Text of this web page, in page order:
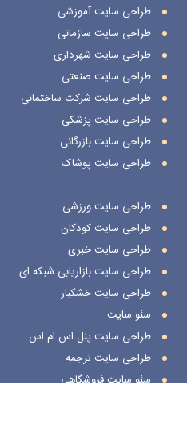
طراحی سایت آموزشی
طراحی سایت سازمانی
طراحی سایت شهرداری
طراحی سایت صنعتی
طراحی سایت شرکت ساختمانی
طراحی سایت پزشکی
طراحی سایت بازرگانی
طراحی سایت پوشاک
طراحی سایت ورزشی
طراحی سایت کودکان
طراحی سایت خبری
طراحی سایت بازاریابی شبکه ای
طراحی سایت خشکبار
سئو سایت
طراحی سایت پنل اس ام اس
طراحی سایت ترجمه
سئو سایت فروشگاهی